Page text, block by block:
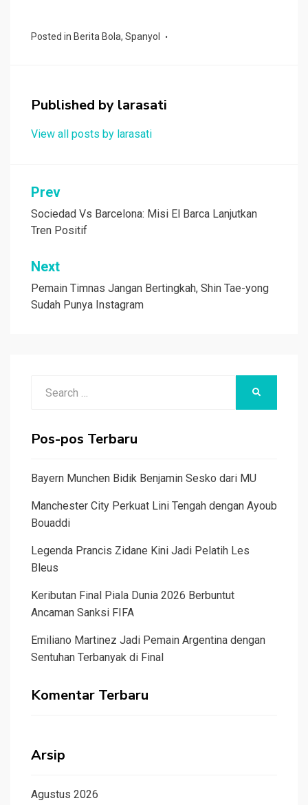
ce
o
k
tt at
p
p
e
C
Posted in Berita Bola, Spanyol
Published by larasati
View all posts by larasati
Navigasi
pos
Prev
Sociedad Vs Barcelona: Misi El Barca Lanjutkan
Tren Positif
Next
Pemain Timnas Jangan Bertingkah, Shin Tae-yong
Sudah Punya Instagram
Pos-pos Terbaru
Bayern Munchen Bidik Benjamin Sesko dari MU
Manchester City Perkuat Lini Tengah dengan Ayoub
Bouaddi
Legenda Prancis Zidane Kini Jadi Pelatih Les
Bleus
Keributan Final Piala Dunia 2026 Berbuntut
Ancaman Sanksi FIFA
Emiliano Martinez Jadi Pemain Argentina dengan
Sentuhan Terbanyak di Final
Komentar Terbaru
Arsip
Agustus 2026